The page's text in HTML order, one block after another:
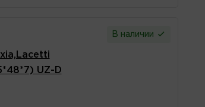
В наличии
UZ-D